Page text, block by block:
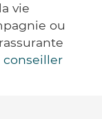
vie
ou